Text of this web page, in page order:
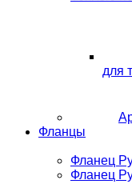
для
Фланцы
Фланец
Фланец